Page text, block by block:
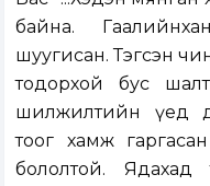
байна.
шуугисан. Тэгсэн
тодорхой бус
шилжилтийн үед
тоог хамж
бололтой. Ядахад